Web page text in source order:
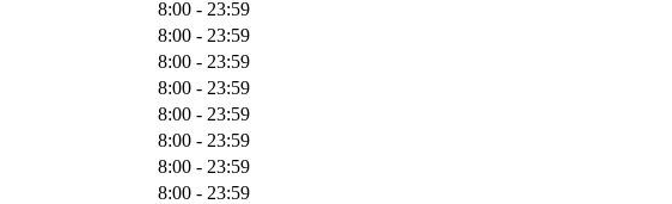
8:00 - 23:59
8:00 - 23:59
8:00 - 23:59
8:00 - 23:59
8:00 - 23:59
8:00 - 23:59
8:00 - 23:59
8:00 - 23:59